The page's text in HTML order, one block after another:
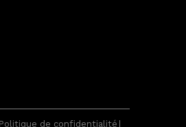
Politique de confidentialité